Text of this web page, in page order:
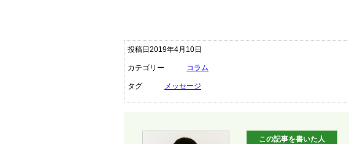
投稿日2019年4月10日
カテゴリー コラム
タグ メッセージ
この記事を書いた人